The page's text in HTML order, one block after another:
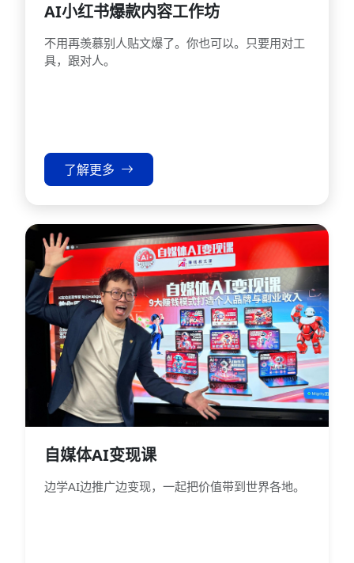
AI小红书爆款内容工作坊
不用再羡慕别人贴文爆了。你也可以。只要用对工
具，跟对人。
了解更多
自媒体AI变现课
边学AI边推广边变现，一起把价值带到世界各地。